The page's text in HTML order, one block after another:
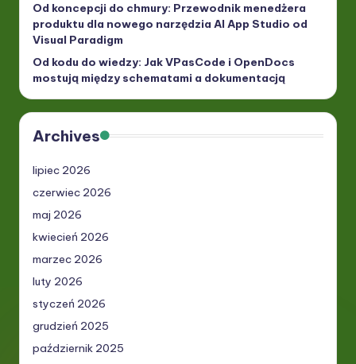
Od koncepcji do chmury: Przewodnik menedżera
produktu dla nowego narzędzia AI App Studio od
Visual Paradigm
Od kodu do wiedzy: Jak VPasCode i OpenDocs
mostują między schematami a dokumentacją
Archives
lipiec 2026
czerwiec 2026
maj 2026
kwiecień 2026
marzec 2026
luty 2026
styczeń 2026
grudzień 2025
październik 2025